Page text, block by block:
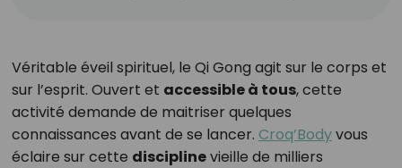
Véritable éveil spirituel, le Qi Gong agit sur le corps et
sur l’esprit. Ouvert et accessible à tous, cette
activité demande de maitriser quelques
connaissances avant de se lancer. Croq’Bodyvous
éclaire sur cette disciplinevieille de milliers